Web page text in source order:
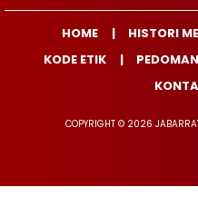
HOME HISTORI
KODE ETIK
COPYRIGHT © 2026